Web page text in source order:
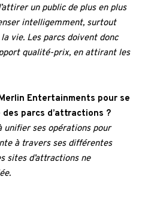
un public de plus en plus
intelligemment, surtout
vie. Les parcs doivent donc
qualité-prix, en attirant les
Entertainments pour se
parcs d’attractions ?
ses opérations pour
à travers ses différentes
sites d’attractions ne